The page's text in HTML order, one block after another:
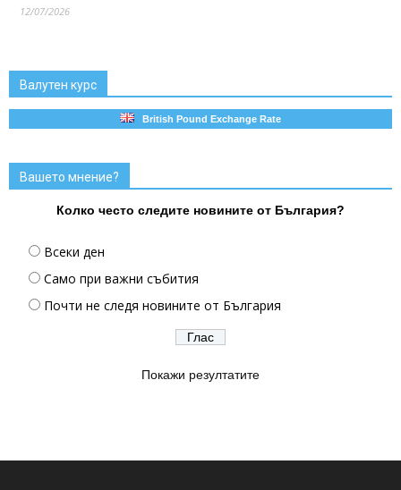
12/07/2026
Валутен курс
British Pound Exchange Rate
Вашето мнение?
Колко често следите новините от България?
Всеки ден
Само при важни събития
Почти не следя новините от България
Покажи резултатите